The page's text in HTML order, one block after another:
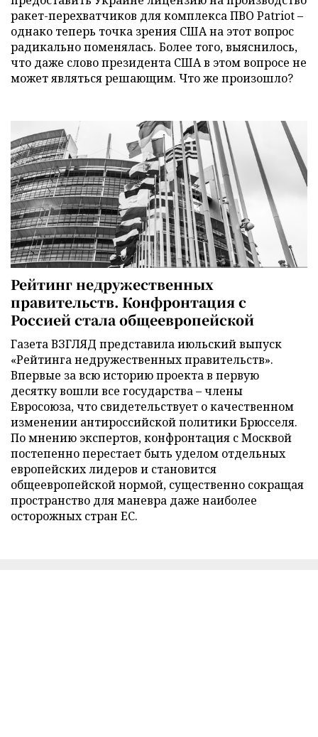
ракет-перехватчиков для комплекса ПВО Patriot –
однако теперь точка зрения США на этот вопрос
радикально поменялась. Более того, выяснилось,
что даже слово президента США в этом вопросе не
может являться решающим. Что же произошло?
Рейтинг недружественных
правительств. Конфронтация с
Россией стала общеевропейской
Газета ВЗГЛЯД представила июльский выпуск
«Рейтинга недружественных правительств».
Впервые за всю историю проекта в первую
десятку вошли все государства – члены
Евросоюза, что свидетельствует о качественном
изменении антироссийской политики Брюсселя.
По мнению экспертов, конфронтация с Москвой
постепенно перестает быть уделом отдельных
европейских лидеров и становится
общеевропейской нормой, существенно сокращая
пространство для маневра даже наиболее
осторожных стран ЕС.